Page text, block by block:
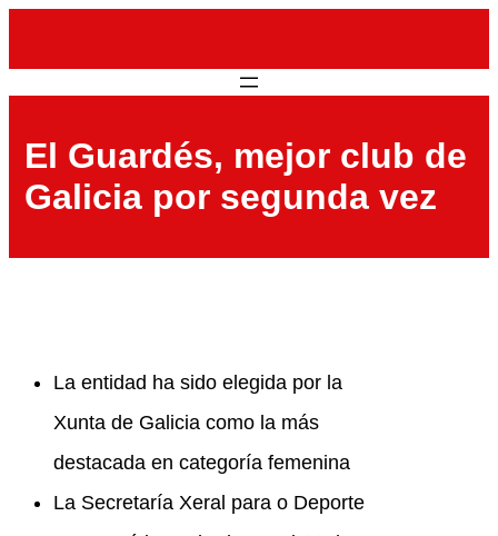
El Guardés, mejor club de
Galicia por segunda vez
La entidad ha sido elegida por la
Xunta de Galicia como la más
destacada en categoría femenina
La Secretaría Xeral para o Deporte